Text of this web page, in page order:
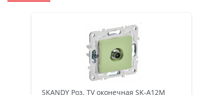
SKANDY Роз. TV оконечная SK-A12M